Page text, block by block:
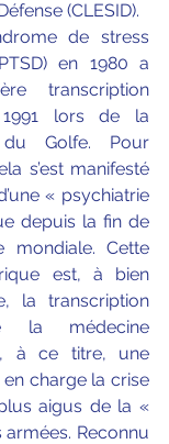
(CLESID).
de stress
en 1980 a
transcription
1991 lors de la
Golfe. Pour
s’est manifesté
« psychiatrie
depuis la fin de
mondiale. Cette
est, à bien
la transcription
la médecine
à ce titre, une
charge la crise
aigus de la «
Reconnu